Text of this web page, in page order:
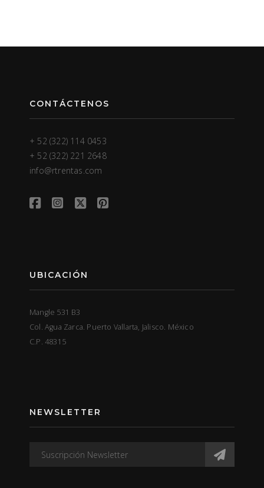
CONTÁCTENOS
+ 52 (322) 114 0453
+ 52 (322) 221 2648
info@rtrentas.com
UBICACIÓN
Mangle 531 B3
Col. Agua Zarca. Puerto Vallarta, Jalisco. México
C.P. 48315
NEWSLETTER